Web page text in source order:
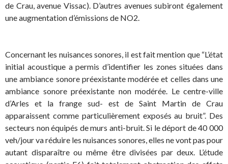
de Crau, avenue Vissac). D’autres avenues subiront également
une augmentation d’émissions de NO2.
Concernant les nuisances sonores, il est fait mention que “L’état
initial acoustique a permis d’identifier les zones situées dans
une ambiance sonore préexistante modérée et celles dans une
ambiance sonore préexistante non modérée. Le centre-ville
d’Arles et la frange sud- est de Saint Martin de Crau
apparaissent comme particulièrement exposés au bruit”. Des
secteurs non équipés de murs anti-bruit. Si le déport de 40 000
veh/jour va réduire les nuisances sonores, elles ne vont pas pour
autant disparaître ou même être divisées par deux. L’étude